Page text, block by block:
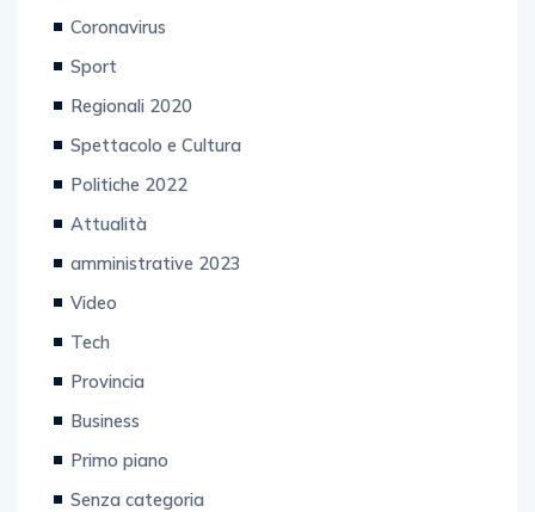
Coronavirus
Sport
Regionali 2020
Spettacolo e Cultura
Politiche 2022
Attualità
amministrative 2023
Video
Tech
Provincia
Business
Primo piano
Senza categoria